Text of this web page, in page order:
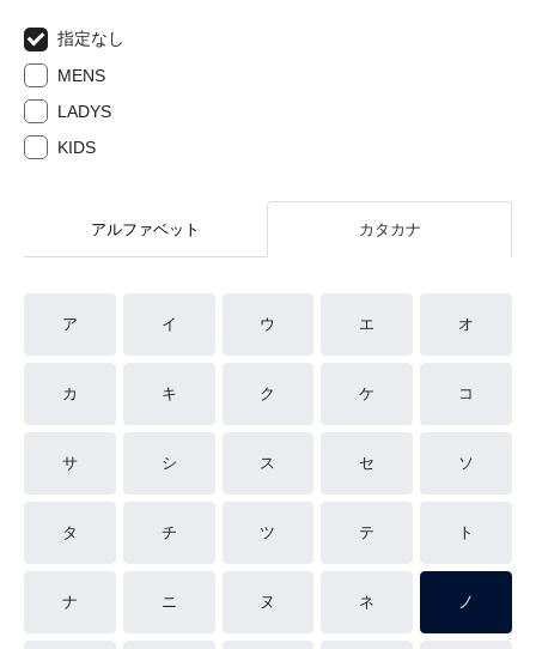
指定なし
MENS
LADYS
KIDS
アルファベット カタカナ
ア イ ウ エ オ
カ キ ク ケ コ
サ シ ス セ ソ
タ チ ツ テ ト
ナ ニ ヌ ネ ノ